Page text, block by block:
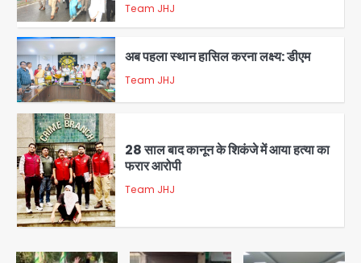
1
Team JHJ
2
अब पहला स्थान हासिल करना लक्ष्य: डीएम
Team JHJ
3
28 साल बाद कानून के शिकंजे में आया हत्या का
फरार आरोपी
Team JHJ